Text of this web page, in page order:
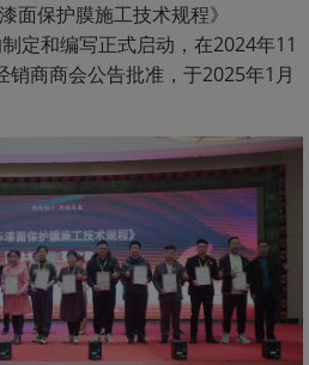
面保护膜施工技术规程》
制定和编写正式启动，在2024年11
销商商会公告批准，于2025年1月